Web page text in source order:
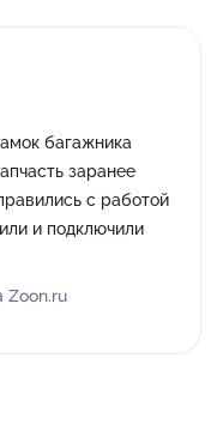
багажника
заранее
с работой
и подключили
Zoon.ru